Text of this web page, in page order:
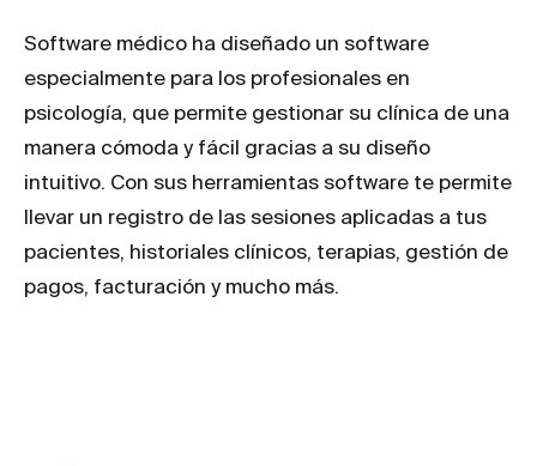
Software médico ha diseñado un software
especialmente para los profesionales en
psicología, que permite gestionar su clínica de una
manera cómoda y fácil gracias a su diseño
intuitivo. Con sus herramientas software te permite
llevar un registro de las sesiones aplicadas a tus
pacientes, historiales clínicos, terapias, gestión de
pagos, facturación y mucho más.